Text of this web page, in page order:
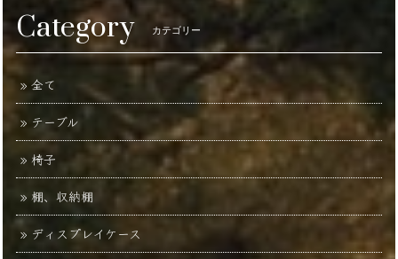
Category カテゴリー
全て
テーブル
椅子
棚、収納棚
ディスプレイケース